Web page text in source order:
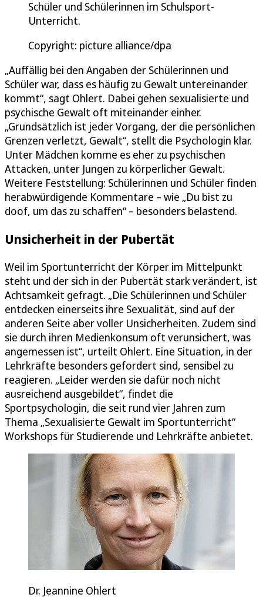
Schüler und Schülerinnen im Schulsport-
Unterricht.
Copyright: picture alliance/dpa
„Auffällig bei den Angaben der Schülerinnen und
Schüler war, dass es häufig zu Gewalt untereinander
kommt“, sagt Ohlert. Dabei gehen sexualisierte und
psychische Gewalt oft miteinander einher.
„Grundsätzlich ist jeder Vorgang, der die persönlichen
Grenzen verletzt, Gewalt“, stellt die Psychologin klar.
Unter Mädchen komme es eher zu psychischen
Attacken, unter Jungen zu körperlicher Gewalt.
Weitere Feststellung: Schülerinnen und Schüler finden
herabwürdigende Kommentare – wie „Du bist zu
doof, um das zu schaffen“ – besonders belastend.
Unsicherheit in der Pubertät
Weil im Sportunterricht der Körper im Mittelpunkt
steht und der sich in der Pubertät stark verändert, ist
Achtsamkeit gefragt. „Die Schülerinnen und Schüler
entdecken einerseits ihre Sexualität, sind auf der
anderen Seite aber voller Unsicherheiten. Zudem sind
sie durch ihren Medienkonsum oft verunsichert, was
angemessen ist“, urteilt Ohlert. Eine Situation, in der
Lehrkräfte besonders gefordert sind, sensibel zu
reagieren. „Leider werden sie dafür noch nicht
ausreichend ausgebildet“, findet die
Sportpsychologin, die seit rund vier Jahren zum
Thema „Sexualisierte Gewalt im Sportunterricht“
Workshops für Studierende und Lehrkräfte anbietet.
Dr. Jeannine Ohlert